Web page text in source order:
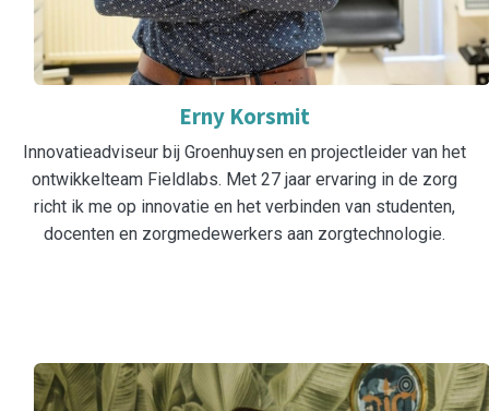
Erny Korsmit
Innovatieadviseur bij Groenhuysen en projectleider van het
ontwikkelteam Fieldlabs. Met 27 jaar ervaring in de zorg
richt ik me op innovatie en het verbinden van studenten,
docenten en zorgmedewerkers aan zorgtechnologie.